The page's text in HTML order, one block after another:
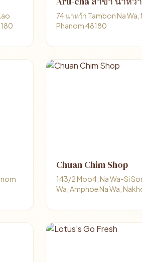
74 นาหว้า Tambon Na
Phanom 48180
Chuan Chim Shop
143/2 Moo4, Na Wa-Si
Wa, Amphoe Na Wa,